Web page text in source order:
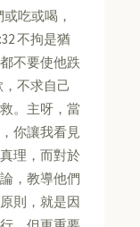
吃或喝，
不拘是猶
不要使他跌
不求自己
。主呀，當
你讓我看見
理，而對於
，教導他們
則，就是因